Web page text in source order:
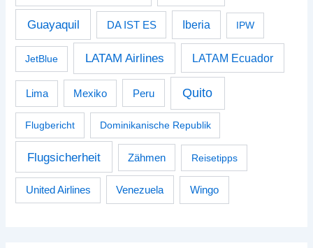
Guayaquil DA IST ES Iberia IPW
JetBlue LATAM Airlines LATAM Ecuador
Lima Mexiko Peru Quito
Flugbericht Dominikanische Republik
Flugsicherheit Zähmen Reisetipps
United Airlines Venezuela Wingo